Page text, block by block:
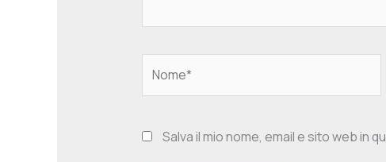
Salva il mio nome, email e sito web in